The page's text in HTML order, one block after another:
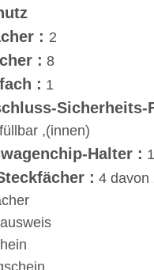
: 2
: 8
: 1
Sicherheits-
,(innen)
Halter : 1
: 4 davon